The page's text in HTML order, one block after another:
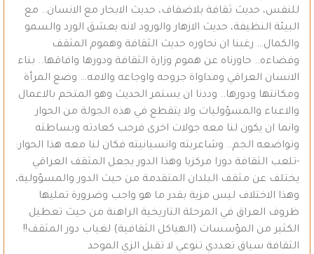
للنفس، حديث ثقافة بلاضفاف، حديث الابحار مع الانسان.. مع
البيئة النظيفة، حديث الازهار والورود لانه يعشق الورد والسمو
والكمال… رغبنا ان نحاوره حديث الثقافة وهموم المثقف
وفضاءه.. حاورناه عن هموم وزارة الثقافة ودورها وافاقها.. بناء
الانسان العراقي ومداواة جروحه واوجاعه والامه… وضع المرأة
ومكانتها ودورها.. وددنا ان يستمر الحديث وهو المتخم بالاعمال
والاعباء والمسؤوليات ولا يتقطع في هذه الجولة من الحوار
وانما ان يكون لنا معه جولات اخرى فرحب كعادته وبساطته
وتواضعه الجم.. وشاعريته وانسيانيته فكان لنا معه هذا الحوار:
-تلعب الثقافة دورا مركزيا وهذا الدور يجعل المثقف العراقي
يختلف عن مثقف البلدان المتقدمة من حيث الدور والمسؤولية،
وهذا الاختلاف ليس مزية بقدر ما هو واجب وضرورة تمليها
ظروف العراق في المرحلة التاريخية الراهنة من حيث تعطيل
الكثير من المؤسسات (الهياكل الثقافية) لغياب دور المثقف!!
الثقافة سياق تعددي تنوعي لا تقبل الزي الموحد